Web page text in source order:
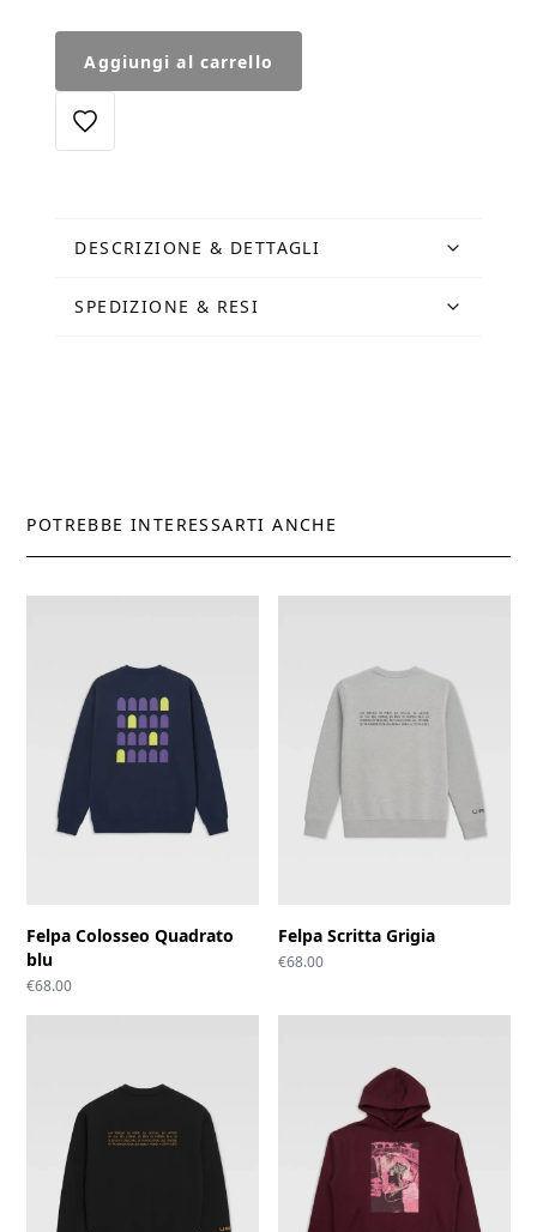
Scritta
Verde
quantità
Aggiungi al carrello
DESCRIZIONE & DETTAGLI
SPEDIZIONE & RESI
POTREBBE INTERESSARTI ANCHE
Felpa Colosseo Quadrato
blu
€68.00
Felpa Scritta Grigia
€68.00